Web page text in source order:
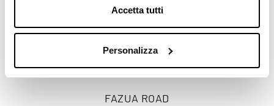
Accetta tutti
Personalizza
FAZUA ROAD